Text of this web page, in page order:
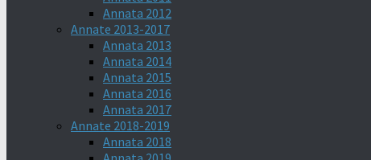
Annata 2012
Annate 2013-2017
Annata 2013
Annata 2014
Annata 2015
Annata 2016
Annata 2017
Annate 2018-2019
Annata 2018